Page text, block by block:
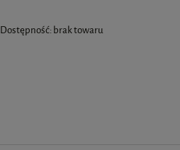
Dostępność: brak towaru